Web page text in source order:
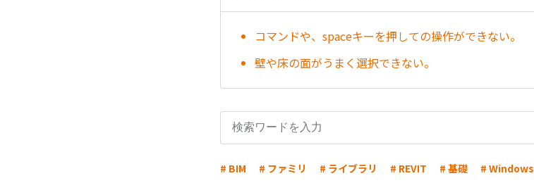
コマンドや、spaceキーを押しての操作ができない。
壁や床の面がうまく選択できない。
# BIM # ファミリ # ライブラリ # REVIT # 基礎 # Windows